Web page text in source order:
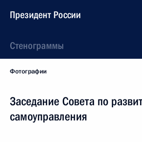
Президент России
Стенограммы
Фотографии
Заседание Совета по
самоуправления